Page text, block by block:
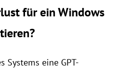
für ein Windows
Systems eine GPT-